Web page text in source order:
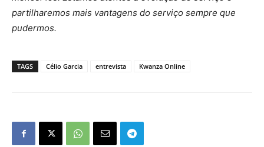
partilharemos mais vantagens do serviço sempre que
pudermos.
TAGS Célio Garcia entrevista Kwanza Online